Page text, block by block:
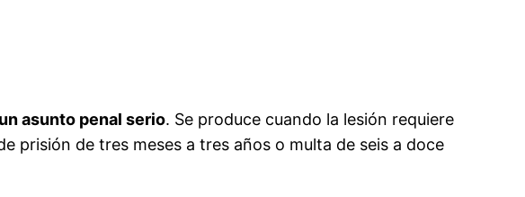
asunto penal serio. Se produce cuando la lesión requiere
prisión de tres meses a tres años o multa de seis a doce